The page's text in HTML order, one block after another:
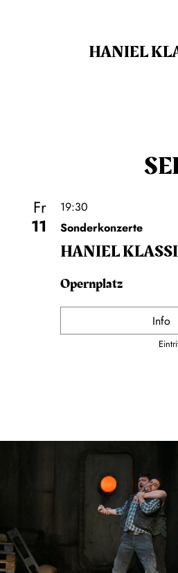
HANIEL
Fr
11
19:30
Sonderkonzerte
HANIEL
Opernplatz
Info